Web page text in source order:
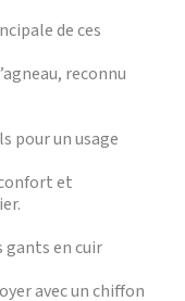
de ces
reconnu
pour un usage
et
en cuir
avec un chiffon